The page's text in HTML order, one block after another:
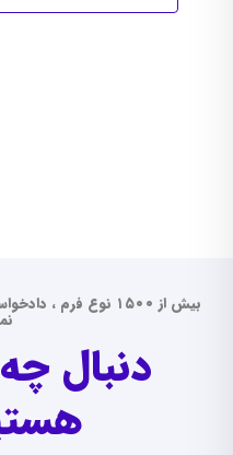
بیش از ۱۵۰۰ نوع فرم
دنبال